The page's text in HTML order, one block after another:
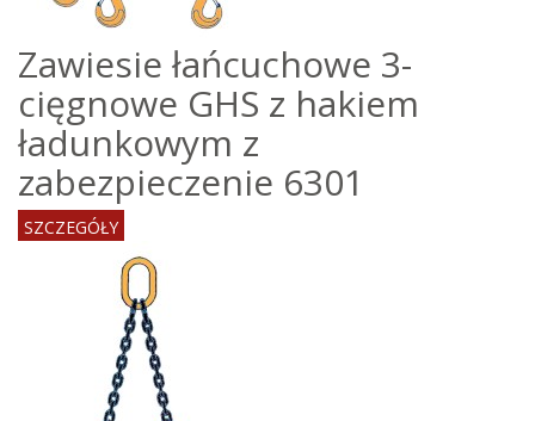
Zawiesie łańcuchowe 3-
cięgnowe GHS z hakiem
ładunkowym z
zabezpieczenie 6301
SZCZEGÓŁY